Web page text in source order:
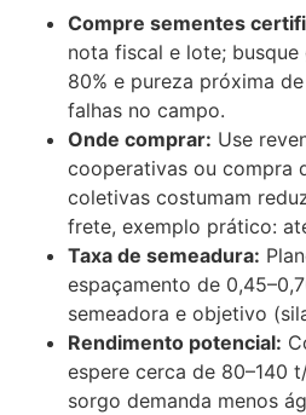
Compre sementes
nota fiscal e lote;
80% e pureza próxima
falhas no campo.
Onde comprar: Use
cooperativas ou compra
coletivas costumam
frete, exemplo prático:
Taxa de semeadura:
espaçamento de
semeadora e objetivo
Rendimento potencial:
espere cerca de 80–140
sorgo demanda menos